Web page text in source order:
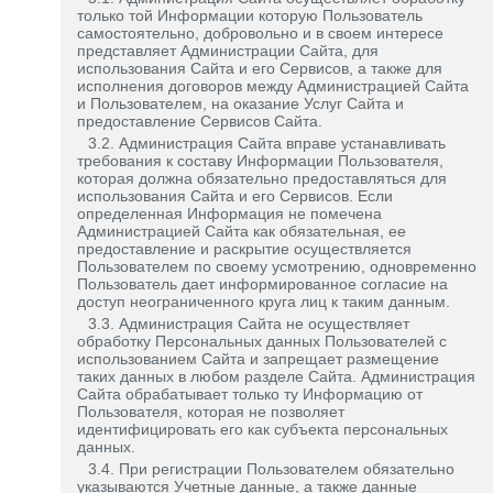
только той Информации которую Пользователь
самостоятельно, добровольно и в своем интересе
представляет Администрации Сайта, для
использования Сайта и его Сервисов, а также для
исполнения договоров между Администрацией Сайта
и Пользователем, на оказание Услуг Сайта и
предоставление Сервисов Сайта.
3.2. Администрация Сайта вправе устанавливать
требования к составу Информации Пользователя,
которая должна обязательно предоставляться для
использования Сайта и его Сервисов. Если
определенная Информация не помечена
Администрацией Сайта как обязательная, ее
предоставление и раскрытие осуществляется
Пользователем по своему усмотрению, одновременно
Пользователь дает информированное согласие на
доступ неограниченного круга лиц к таким данным.
3.3. Администрация Сайта не осуществляет
обработку Персональных данных Пользователей с
использованием Сайта и запрещает размещение
таких данных в любом разделе Сайта. Администрация
Сайта обрабатывает только ту Информацию от
Пользователя, которая не позволяет
идентифицировать его как субъекта персональных
данных.
3.4. При регистрации Пользователем обязательно
указываются Учетные данные, а также данные